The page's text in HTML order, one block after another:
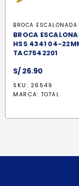
BROCA ESCALONADA
BROCA
HSS 4341 04-
TAC7542201
S/ 26.90
SKU: 26549
MARCA: TOTAL